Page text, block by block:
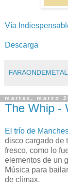
Vía
Descarga
FARAONDEMETAL
martes, marzo
The Whip -
El trío de
disco cargado de
fresco, como lo
elementos de un
Música para
de climax.